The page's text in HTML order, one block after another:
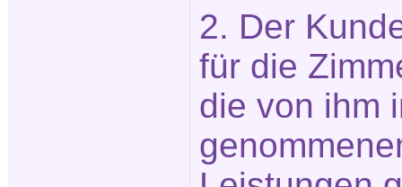
2. Der
für die
die von ihm